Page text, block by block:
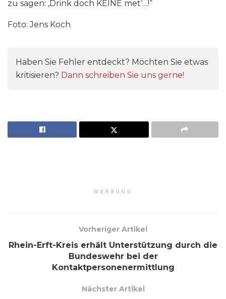
zu sagen: ‚Drink doch KEINE met‘…!“
Foto: Jens Koch
Haben Sie Fehler entdeckt? Möchten Sie etwas
kritisieren? Dann schreiben Sie uns gerne!
WERBUNG
Vorheriger Artikel
Rhein-Erft-Kreis erhält Unterstützung durch die
Bundeswehr bei der
Kontaktpersonenermittlung
Nächster Artikel